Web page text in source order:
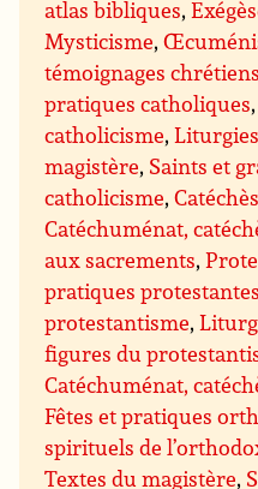
atlas bibliques,
Mysticisme,
témoignages chrétiens
pratiques catholiques
catholicisme,
magistère, Saints et
catholicisme,
Catéchuménat,
aux sacrements,
pratiques protestantes
protestantisme,
figures du
Catéchuménat,
Fêtes et pratiques
spirituels de
Textes du magistère,